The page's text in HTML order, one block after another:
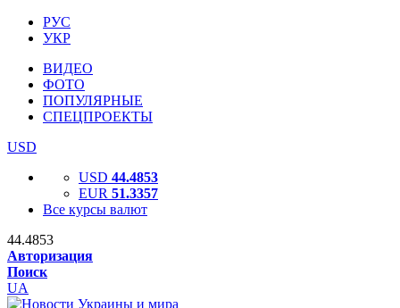
РУС
УКР
ВИДЕО
ФОТО
ПОПУЛЯРНЫЕ
СПЕЦПРОЕКТЫ
USD
USD 44.4853
EUR 51.3357
Все курсы валют
44.4853
Авторизация
Поиск
UA